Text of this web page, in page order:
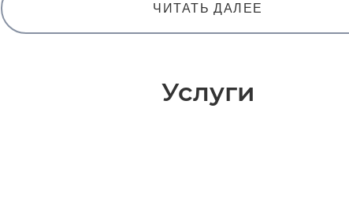
ЧИТАТЬ ДАЛЕЕ
Услуги